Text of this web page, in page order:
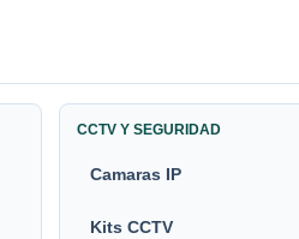
CCTV Y SEGURIDAD
Camaras IP
Kits CCTV